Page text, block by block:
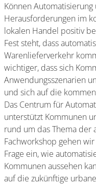
Können
Herausforderungen im
lokalen Handel positiv
Fest steht, dass
Warenlieferverkehr
wichtiger, dass sich
Anwendungsszenarien
und sich auf die
Das Centrum für
unterstützt Kommunen
rund um das Thema
Fachworkshop gehen
Frage ein, wie
Kommunen aussehen
auf die zukünftige